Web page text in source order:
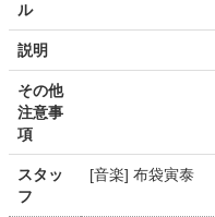
ル
説明
その他
注意事
項
スタッ
フ
[音楽] 布袋寅泰